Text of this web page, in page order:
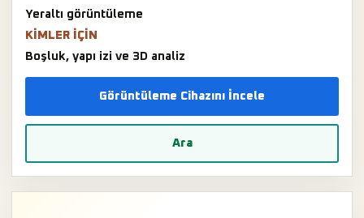
Yeraltı görüntüleme
KIMLER IÇIN
Boşluk, yapı izi ve 3D analiz
Görüntüleme Cihazını İncele
Ara